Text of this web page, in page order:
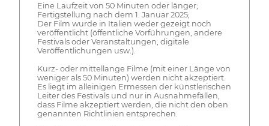
Eine Laufzeit von 50 Minuten oder länger;
Fertigstellung nach dem 1. Januar 2025;
Der Film wurde in Italien weder gezeigt noch
veröffentlicht (öffentliche Vorführungen, andere
Festivals oder Veranstaltungen, digitale
Veröffentlichungen usw.).
Kurz- oder mittellange Filme (mit einer Länge von
weniger als 50 Minuten) werden nicht akzeptiert.
Es liegt im alleinigen Ermessen der künstlerischen
Leiter des Festivals und nur in Ausnahmefällen,
dass Filme akzeptiert werden, die nicht den oben
genannten Richtlinien entsprechen.